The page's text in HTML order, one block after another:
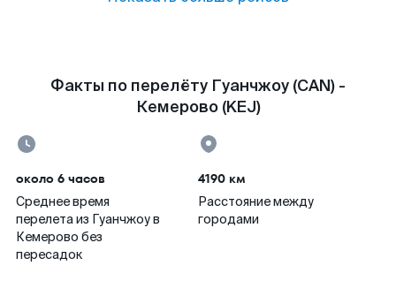
Факты по перелёту Гуанчжоу (CAN) -
Кемерово (KEJ)
около 6 часов
Среднее время
перелета из Гуанчжоу в
Кемерово без
пересадок
4190 км
Расстояние между
городами